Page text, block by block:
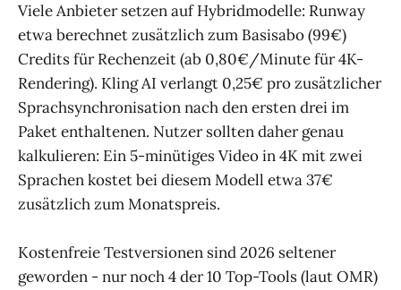
Viele Anbieter setzen auf Hybridmodelle: Runway
etwa berechnet zusätzlich zum Basisabo (99€)
Credits für Rechenzeit (ab 0,80€/Minute für 4K-
Rendering). Kling AI verlangt 0,25€ pro zusätzlicher
Sprachsynchronisation nach den ersten drei im
Paket enthaltenen. Nutzer sollten daher genau
kalkulieren: Ein 5-minütiges Video in 4K mit zwei
Sprachen kostet bei diesem Modell etwa 37€
zusätzlich zum Monatspreis.
Kostenfreie Testversionen sind 2026 seltener
geworden - nur noch 4 der 10 Top-Tools (laut OMR)